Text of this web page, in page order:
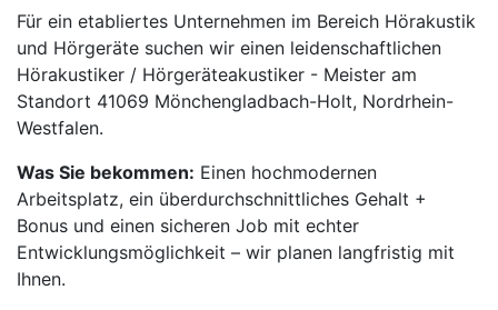
Für ein etabliertes Unternehmen im Bereich Hörakustik
und Hörgeräte suchen wir einen leidenschaftlichen
Hörakustiker / Hörgeräteakustiker - Meister am
Standort 41069 Mönchengladbach-Holt, Nordrhein-
Westfalen.
Was Sie bekommen: Einen hochmodernen
Arbeitsplatz, ein überdurchschnittliches Gehalt +
Bonus und einen sicheren Job mit echter
Entwicklungsmöglichkeit – wir planen langfristig mit
Ihnen.